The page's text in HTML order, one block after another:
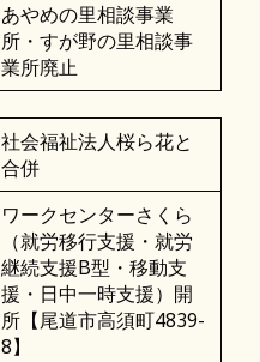
あやめの里相談事業
所・すが野の里相談事
業所廃止
社会福祉法人桜ら花と
合併
ワークセンターさくら
（就労移行支援・就労
継続支援B型・移動支
援・日中一時支援）開
所【尾道市高須町4839-
8】